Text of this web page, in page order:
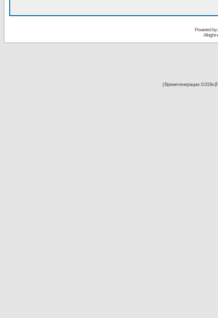
Powered
All right
[ Время генерации: 0.019s